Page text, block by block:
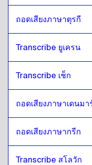
ถอดเสียงภาษาตุรกี
Transcribe ยูเครน
Transcribe เช็ก
ถอดเสียงภาษาเดนมา
ถอดเสียงภาษากรีก
Transcribe สโลวัก